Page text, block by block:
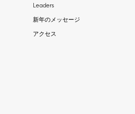
Leaders
新年のメッセージ
アクセス